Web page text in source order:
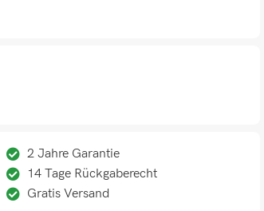
2 Jahre Garantie
14 Tage Rückgaberecht
Gratis Versand